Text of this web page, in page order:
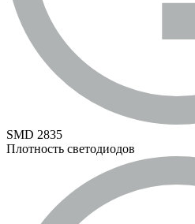
SMD 2835
Плотность светодиодов